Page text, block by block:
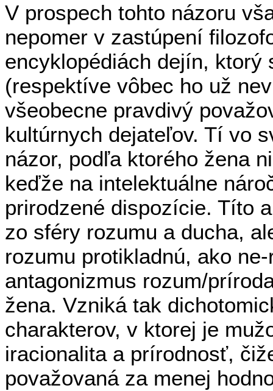
V prospech tohto názoru
nepomer v zastúpení
encyklopédiách dejín,
(respektíve vôbec ho už
všeobecne pravdivý
kultúrnych dejateľov. Tí vo
názor, podľa ktorého žena
keďže na intelektuálne
prirodzené dispozície. Títo
zo sféry rozumu a ducha,
rozumu protikladnú, ako
antagonizmus rozum/
žena. Vzniká tak
charakterov, v ktorej je
iracionalita a prírodnosť,
považovaná za menej